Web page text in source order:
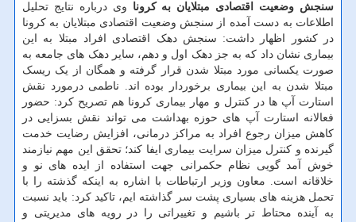
سنجش وضعیت اقتصادی مبتلایان به کرونا وی درباره نتایج تحلیل
اطلاعات به دست آمده از سنجش وضعیت اقتصادی مبتلایان به کرونا
در کشور اظهار داشت: سنجش دهک اقتصادی افراد مبتلا به این
بیماری نشان داد که به جز دهک اول و دهم، سایر دهک های جامعه به
صورت یکسانی مورد مبتلا شدن قرار گرفته­­ و همگان از یک ریسک
مبتلا شدن به این بیماری برخوردار بوده اند. ناطمی درمورد نقش
استارت آپ ها در کنترل و مهار بیماری کرونا هم تصریح کرد: حضور
فعالانه استارت آپ های حوزه بهداشت می تواند نقش بسزایی در
کاهش میزان رجوع افراد به مراکز درمانی، افزایش رضایت خدمت
گیرنده و کنترل میزان سرایت بیماری ایفا کند؛ تحقق این مهم نیازمند
خوش آمد گویی نظام حکمرانی جهت استفاده از ایده های نو و
خلاقانه است. معاون وزیر ارتباطات با اشاره به اینکه گذشته را با
تحمل هزینه های بسیاری پشت سر گذاشته ایم، تاکید کرد: باید نسبت
به آینده محتاط تر باشیم و تغییراتی را در رویه های مدیریتی و